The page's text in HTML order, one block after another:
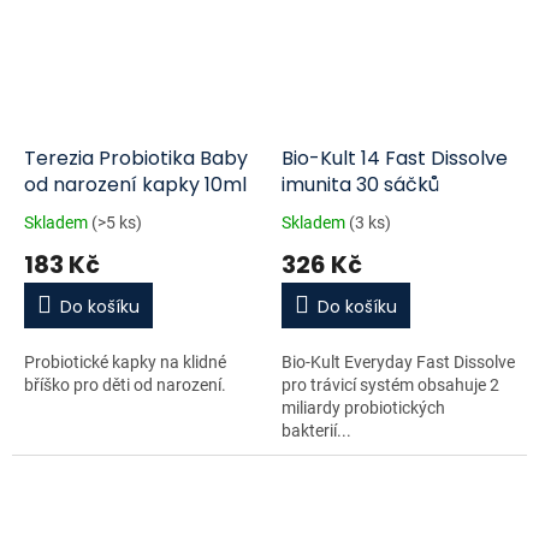
Terezia Probiotika Baby
od narození kapky 10ml
Skladem (>5 ks)
183 Kč
Do košíku
Probiotické kapky na klidné
bříško pro děti od narození.
Bio-Kult 14 Fast Dissolve
imunita 30 sáčků
Skladem (3 ks)
326 Kč
Do košíku
Bio-Kult Everyday Fast Dissolve
pro trávicí systém obsahuje 2
miliardy probiotických
bakterií...